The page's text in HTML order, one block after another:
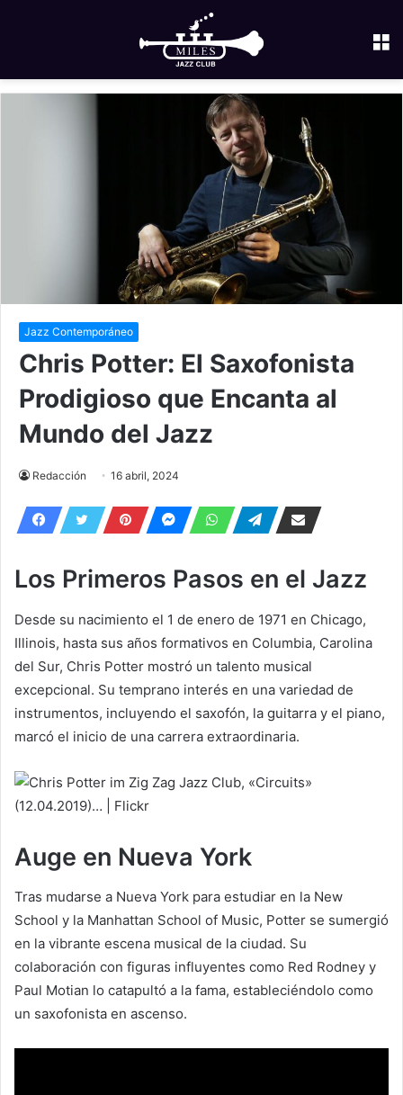
Jazz Contemporáneo
Chris Potter: El Saxofonista
Prodigioso que Encanta al
Mundo del Jazz
Redacción 16 abril, 2024
Los Primeros Pasos en el Jazz
Desde su nacimiento el 1 de enero de 1971 en Chicago,
Illinois, hasta sus años formativos en Columbia, Carolina
del Sur, Chris Potter mostró un talento musical
excepcional. Su temprano interés en una variedad de
instrumentos, incluyendo el saxofón, la guitarra y el piano,
marcó el inicio de una carrera extraordinaria.
Auge en Nueva York
Tras mudarse a Nueva York para estudiar en la New
School y la Manhattan School of Music, Potter se sumergió
en la vibrante escena musical de la ciudad. Su
colaboración con figuras influyentes como Red Rodney y
Paul Motian lo catapultó a la fama, estableciéndolo como
un saxofonista en ascenso.